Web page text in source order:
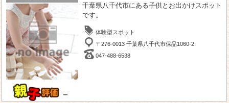
－
千葉県八千代市にある子供とお出かけスポット
です。
体験型スポット
〒276-0013 千葉県八千代市保品1060-2
047-488-6538